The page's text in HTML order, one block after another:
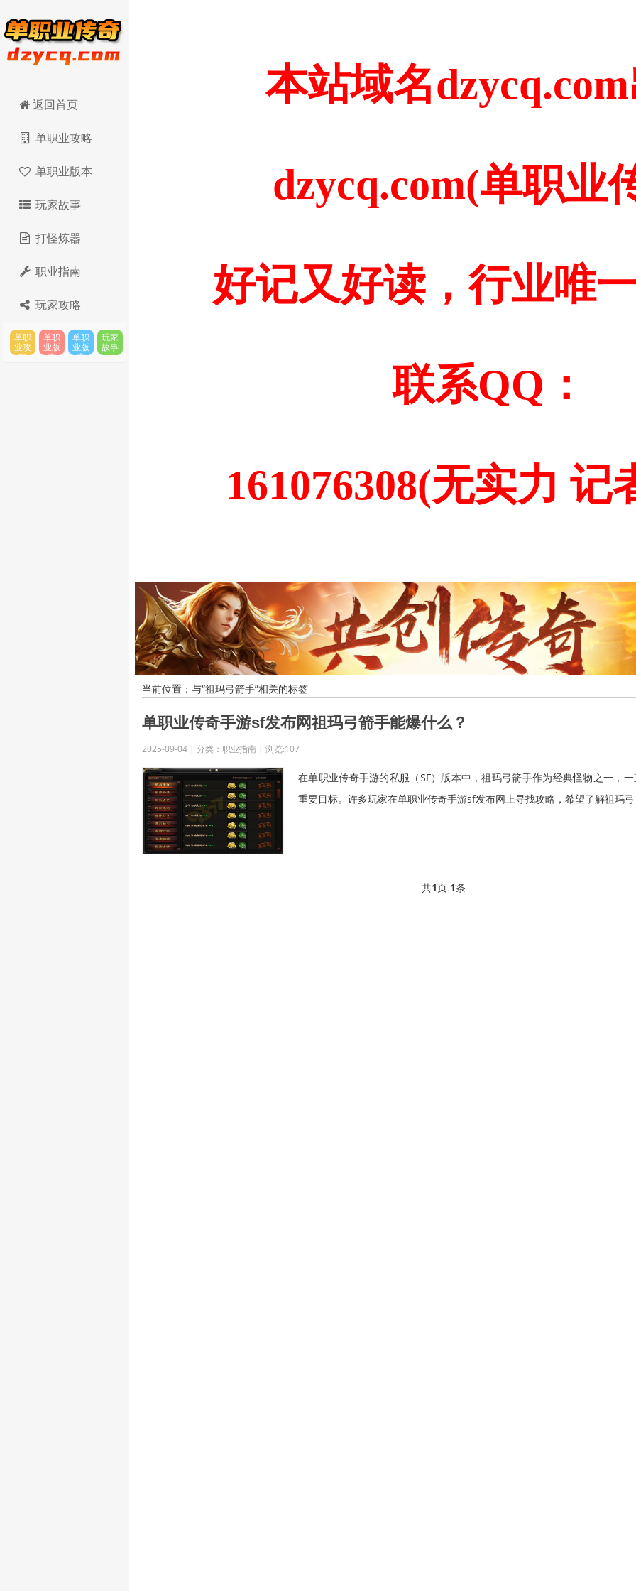
返回首页
单职业攻略
单职业版本
玩家故事
打怪炼器
职业指南
玩家攻略
单职
业攻
略
单职
业版
本
单职
业版
本
玩家
故事
当前位置：与“祖玛弓箭手”相关的标签
单职业传奇手游sf发布网祖玛弓箭手能爆什么？
2025-09-04 | 分类：职业指南 | 浏览:107
在单职业传奇手游的私服（SF）版本中，祖玛弓箭手作为经典怪物之一，
重要目标。许多玩家在单职业传奇手游sf发布网上寻找攻略，希望了解祖玛弓
共1页 1条